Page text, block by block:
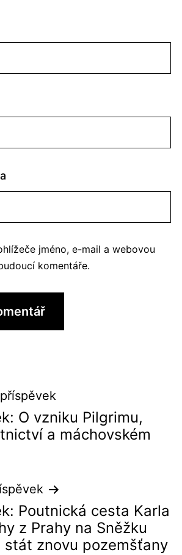
jméno, e-mail a webovou
komentáře.
O vzniku Pilgrimu,
a máchovském
Poutnická cesta Karla
z Prahy na Sněžku
stát znovu pozemšťany